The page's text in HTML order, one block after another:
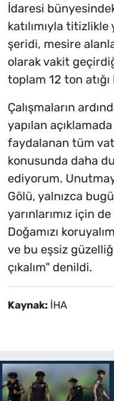
İdaresi
katılımıyla
şeridi, mesire
olarak vakit
toplam 12 ton
Çalışmaların
yapılan
faydalanan tüm
konusunda daha
ediyorum.
Gölü, yalnızca
yarınlarımız için
Doğamızı
ve bu eşsiz
çıkalım" denildi.
Kaynak: İHA